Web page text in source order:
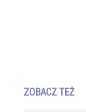
ZOBACZ TEŻ